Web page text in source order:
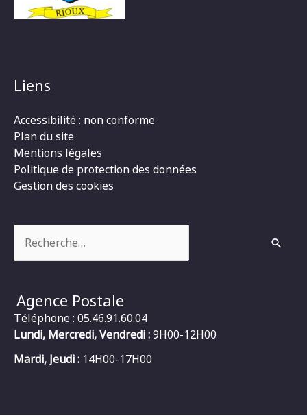
Liens
Accessibilité : non conforme
Plan du site
Mentions légales
Politique de protection des données
Gestion des cookies
Agence Postale
Téléphone : 05.46.91.60.04
Lundi, Mercredi, Vendredi :9H00-12H00
Mardi, Jeudi : 14H00-17H00